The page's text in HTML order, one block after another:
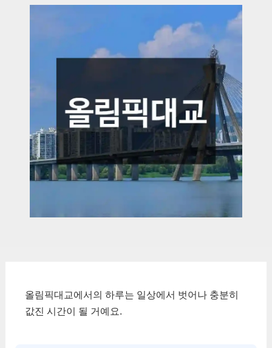
올림픽대교에서의 하루는 일상에서 벗어나 충분히
값진 시간이 될 거예요.